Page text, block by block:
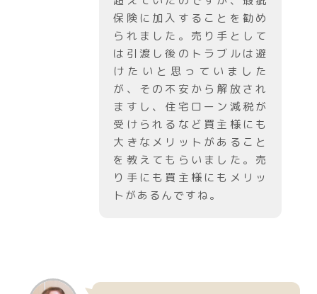
保険に加入することを勧め
られました。売り手として
は引渡し後のトラブルは避
けたいと思っていました
が、その不安から解放され
ますし、住宅ローン減税が
受けられるなど買主様にも
大きなメリットがあること
を教えてもらいました。売
り手にも買主様にもメリッ
トがあるんですね。